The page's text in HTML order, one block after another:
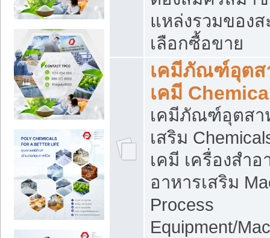
แหล่งรวมของ
เลือกซื้อขาย
เคมีภัณฑ์อุตส
เคมี
เคมีภัณฑ์อุตสา
เสริม
เคมี เครื่องสำ
อาหารเสริม
Process
Equipment/